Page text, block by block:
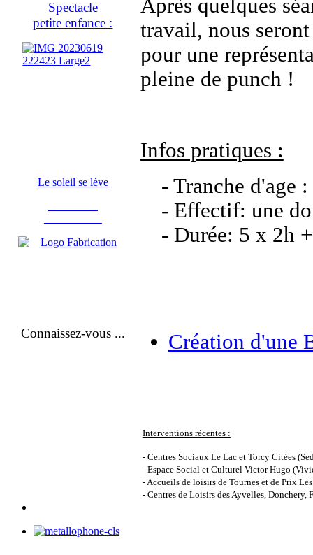
Après quelques
travail, nous
pour une
pleine de punch !
Infos pratiques :
- Tranche d'age
- Effectif: une
- Durée: 5 x 2h
Création d'une
Interventions récentes :
- Centres Sociaux Le Lac et Torcy Citées
- Espace Social et Culturel Victor Hugo
- Accueils de loisirs de Tournes et de Prix
- Centres de Loisirs des Ayvelles, Donchery,
Spectacle
petite enfance :
Le soleil se lève
Connaissez-vous ...